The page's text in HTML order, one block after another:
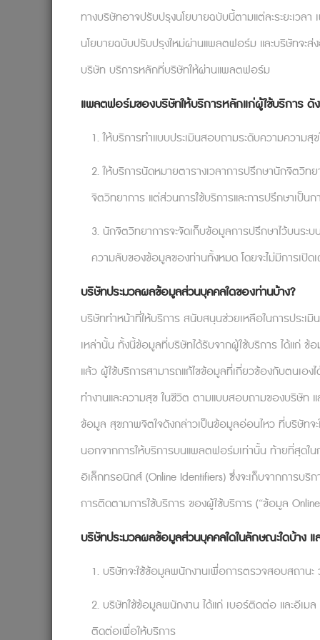
เพราะอะไรเราจึงหยุดชะงักเมื่อต้องเจ
เหตุการณ์ แต่เป็นความคิดเห็นที่เรามีต่อเ
ของคนที่มักจะลังเลไปด้วยกัน
สมมติว่าคุณเป็นคนว่างงานที่ค้างชำระ
ก็ได้รับข้อเสนองานที่มีทั้งข้อดีและข้อเสีย คุ
ได้รับข้อเสนอที่ดีกว่าล่ะ? การตัดสินใจเลื
อย่างที่กล่าวไป ปัญหาที่เกี่ยวข้องกับอ
เสนองาน เกิดจากความคิดที่เกี่ยวข้องกับ
และสมบูรณ์แบบ การตัดสินใจของฉันต้องเ
ทางบริษัทอาจปรับปรุงนโยบายฉบับนี้ตามแต่ละระยะเว
นโยบายฉบับปรับปรุงใหม่ผ่านแพลตฟอร์ม และบริษัทจะ
บริษัท บริการหลักที่บริษัทให้ผ่านแพลตฟอร์ม
แพลตฟอร์มของบริษัทให้บริการหลักแก่ผู้ใช้บริการ ดั
1. ให้บริการทำแบบประเมินสอบถามระดับความความ
2. ให้บริการนัดหมายตารางเวลาการปรึกษานักจิตวิ
จิตวิทยาการ แต่ส่วนการใช้บริการและการปรึกษาเป็
3. นักจิตวิทยาการจะจัดเก็บข้อมูลการปรึกษาไว้บนร
ความลับของข้อมูลของท่านทั้งหมด โดยจะไม่มีการเปิด
บริษัทประมวลผลข้อมูลส่วนบุคคลใดของท่านบ้าง?
บริษัททำหน้าที่ให้บริการ สนับสนุนช่วยเหลือในการประเ
เหล่านั้น ทั้งนี้ข้อมูลที่บริษัทได้รับจากผู้ใช้บริการ ได้แก่
แล้ว ผู้ใช้บริการสามารถแก้ไขข้อมูลที่เกี่ยวข้องกับตนเอ
ทำงานและความสุข ในชีวิต ตามแบบสอบถามของบริษัท
ข้อมูล สุขภาพจิตใจดังกล่าวเป็นข้อมูลอ่อนไหว ที่บริษัทจ
นอกจากการให้บริการบนแพลตฟอร์มเท่านั้น ท้ายที่สุดใ
อิเล็กทรอนิกส์ (Online Identifiers) ซึ่งจะเก็บจากการบ
การติดตามการใช้บริการ ของผู้ใช้บริการ (“ข้อมูล
บริษัทประมวลผลข้อมูลส่วนบุคคลใดในลักษณะใดบ้าง แ
1. บริษัทจะใช้ข้อมูลพนักงานเพื่อการตรวจสอบสถาน
2. บริษัทใช้ข้อมูลพนักงาน ได้แก่ เบอร์ติดต่อ และอีเม
ติดต่อเพื่อให้บริการ